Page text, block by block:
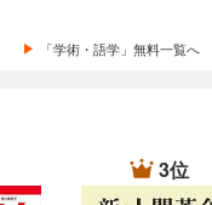
「学術・語学」無料一覧へ
3位